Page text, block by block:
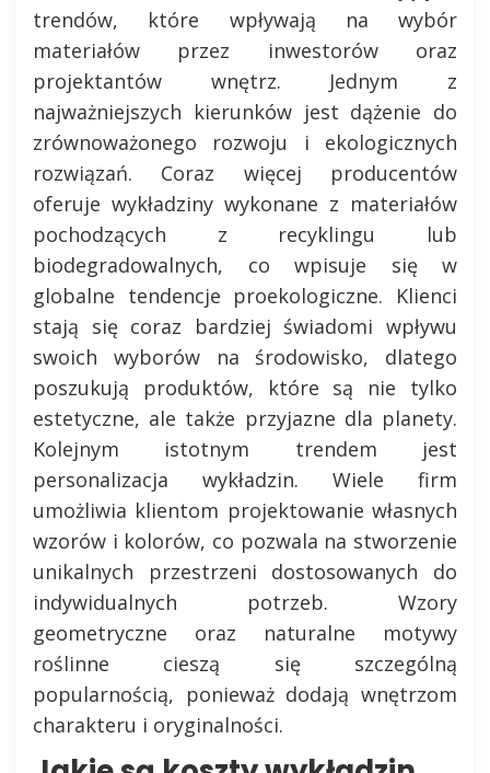
trendów, które wpływają na wybór
materiałów przez inwestorów oraz
projektantów wnętrz. Jednym z
najważniejszych kierunków jest dążenie do
zrównoważonego rozwoju i ekologicznych
rozwiązań. Coraz więcej producentów
oferuje wykładziny wykonane z materiałów
pochodzących z recyklingu lub
biodegradowalnych, co wpisuje się w
globalne tendencje proekologiczne. Klienci
stają się coraz bardziej świadomi wpływu
swoich wyborów na środowisko, dlatego
poszukują produktów, które są nie tylko
estetyczne, ale także przyjazne dla planety.
Kolejnym istotnym trendem jest
personalizacja wykładzin. Wiele firm
umożliwia klientom projektowanie własnych
wzorów i kolorów, co pozwala na stworzenie
unikalnych przestrzeni dostosowanych do
indywidualnych potrzeb. Wzory
geometryczne oraz naturalne motywy
roślinne cieszą się szczególną
popularnością, ponieważ dodają wnętrzom
charakteru i oryginalności.